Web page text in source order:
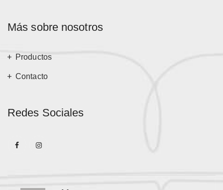
Más sobre nosotros
Productos
Contacto
Redes Sociales